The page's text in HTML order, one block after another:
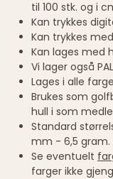
til 100 stk. og i
Kan trykkes
Kan trykkes
Kan lages med
Vi lager også
Lages i alle
Brukes som
hull i som
Standard
mm - 6,5 gram.
Se eventuelt
farger ikke